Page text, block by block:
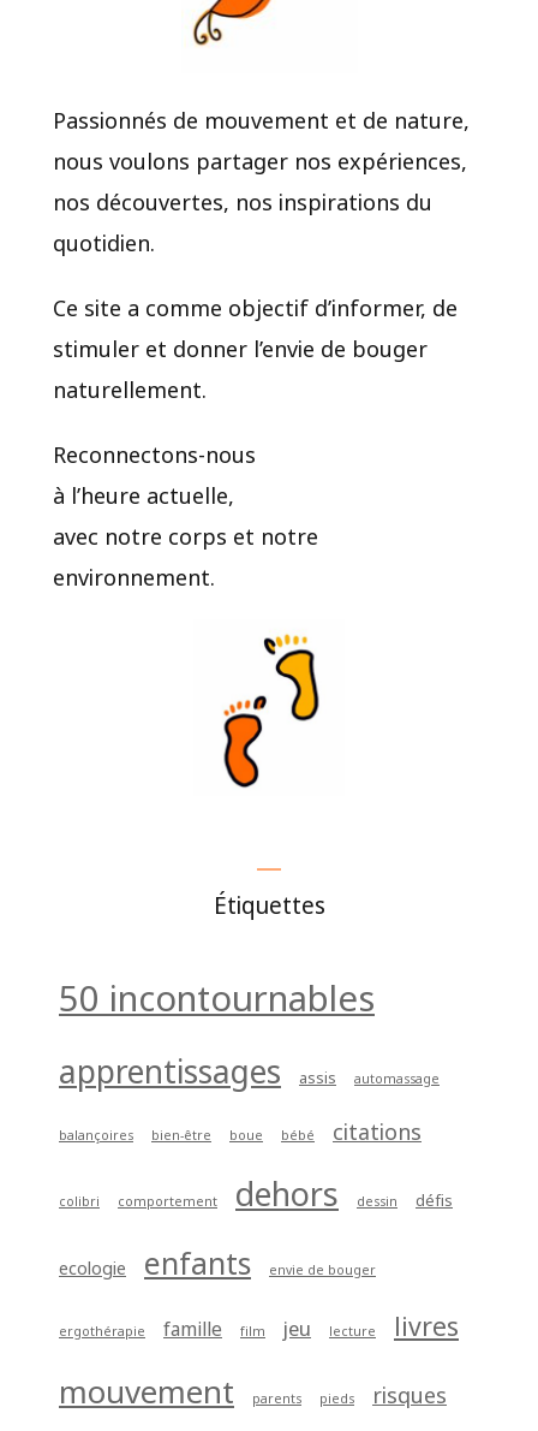
Passionnés de mouvement et de nature,
nous voulons partager nos expériences,
nos découvertes, nos inspirations du
quotidien.​
Ce site a comme objectif d’informer, de
stimuler et donner l’envie de bouger
naturellement.
Reconnectons-nous
à l’heure actuelle,
avec notre corps et notre
environnement.
Étiquettes
50 incontournables
apprentissages assis automassage
balançoires bien-être boue bébé citations
colibri comportement dehors dessin défis
ecologie enfants envie de bouger
ergothérapie famille film jeu lecture livres
mouvement parents pieds risques